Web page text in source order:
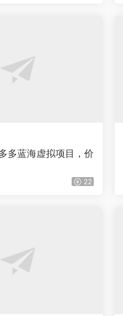
多蓝海虚拟项目，价
22